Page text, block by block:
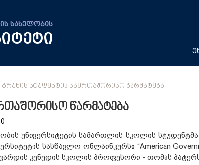
სახელობის
ᲒᲠᲣᲜᲘᲡ ᲡᲢᲣᲓᲔᲜᲢᲘᲡ ᲡᲐᲔᲠᲗᲐᲨᲝᲠᲘᲡᲝ ᲬᲐᲠᲛᲐᲢᲔᲑᲐ
წარმატება
უნივერსიტეტის სამართლის სკოლის სტუდენტმა
სასწავლო ონლაინკურსი “American
კენედის სკოლის პროფესორი - თომას